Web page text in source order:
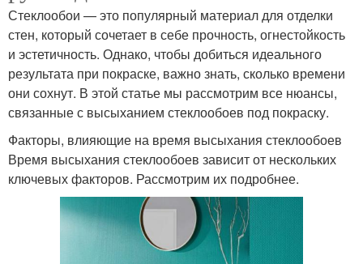
Стеклообои — это популярный материал для отделки
стен, который сочетает в себе прочность, огнестойкость
и эстетичность. Однако, чтобы добиться идеального
результата при покраске, важно знать, сколько времени
они сохнут. В этой статье мы рассмотрим все нюансы,
связанные с высыханием стеклообоев под покраску.
Факторы, влияющие на время высыхания стеклообоев
Время высыхания стеклообоев зависит от нескольких
ключевых факторов. Рассмотрим их подробнее.